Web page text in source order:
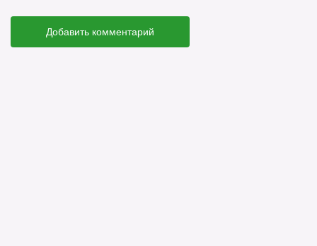
Добавить комментарий